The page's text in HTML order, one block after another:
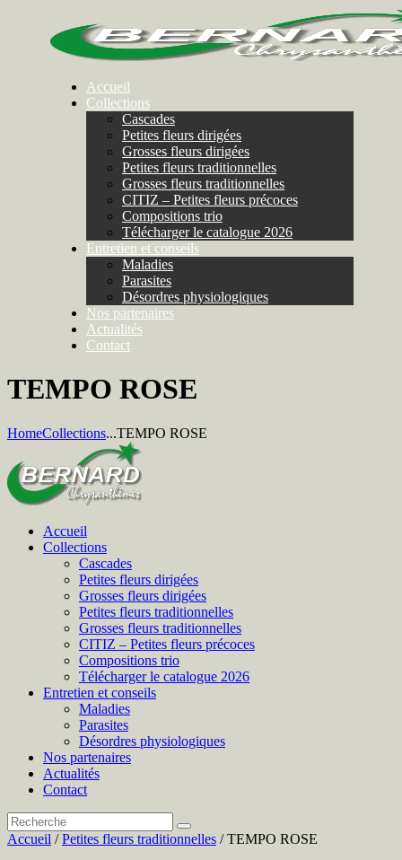
Accueil
Collections
Cascades
Petites fleurs dirigées
Grosses fleurs dirigées
Petites fleurs traditionnelles
Grosses fleurs traditionnelles
CITIZ – Petites fleurs précoces
Compositions trio
Télécharger le catalogue 2026
Entretien et conseils
Maladies
Parasites
Désordres physiologiques
Nos partenaires
Actualités
Contact
TEMPO ROSE
HomeCollections...TEMPO ROSE
Accueil
Collections
Cascades
Petites fleurs dirigées
Grosses fleurs dirigées
Petites fleurs traditionnelles
Grosses fleurs traditionnelles
CITIZ – Petites fleurs précoces
Compositions trio
Télécharger le catalogue 2026
Entretien et conseils
Maladies
Parasites
Désordres physiologiques
Nos partenaires
Actualités
Contact
Accueil /Petites fleurs traditionnelles / TEMPO ROSE